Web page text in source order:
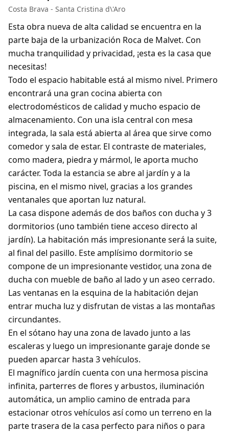
Costa Brava - Santa Cristina d\'Aro
Esta obra nueva de alta calidad se encuentra en la
parte baja de la urbanización Roca de Malvet. Con
mucha tranquilidad y privacidad, ¡esta es la casa que
necesitas!
Todo el espacio habitable está al mismo nivel. Primero
encontrará una gran cocina abierta con
electrodomésticos de calidad y mucho espacio de
almacenamiento. Con una isla central con mesa
integrada, la sala está abierta al área que sirve como
comedor y sala de estar. El contraste de materiales,
como madera, piedra y mármol, le aporta mucho
carácter. Toda la estancia se abre al jardín y a la
piscina, en el mismo nivel, gracias a los grandes
ventanales que aportan luz natural.
La casa dispone además de dos baños con ducha y 3
dormitorios (uno también tiene acceso directo al
jardín). La habitación más impresionante será la suite,
al final del pasillo. Este amplísimo dormitorio se
compone de un impresionante vestidor, una zona de
ducha con mueble de baño al lado y un aseo cerrado.
Las ventanas en la esquina de la habitación dejan
entrar mucha luz y disfrutan de vistas a las montañas
circundantes.
En el sótano hay una zona de lavado junto a las
escaleras y luego un impresionante garaje donde se
pueden aparcar hasta 3 vehículos.
El magnífico jardín cuenta con una hermosa piscina
infinita, parterres de flores y arbustos, iluminación
automática, un amplio camino de entrada para
estacionar otros vehículos así como un terreno en la
parte trasera de la casa perfecto para niños o para